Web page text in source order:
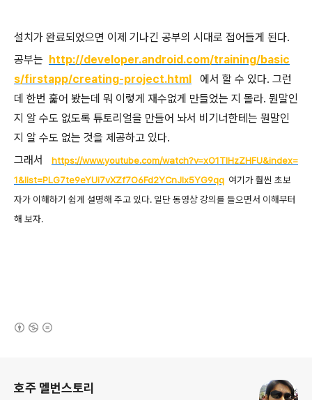
설치가 완료되었으면 이제 기나긴 공부의 시대로 접어들게 된다.
공부는 http://developer.android.com/training/basic
s/firstapp/creating-project.html 에서 할 수 있다. 그런
데 한번 훑어 봤는데 뭐 이렇게 재수없게 만들었는 지 몰라. 뭔말인
지 알 수도 없도록 튜토리얼을 만들어 놔서 비기너한테는 뭔말인
지 알 수도 없는 것을 제공하고 있다.
그래서 https://www.youtube.com/watch?v=xO1TlHzZHFU&index=
1&list=PLG7te9eYUi7vXZf7O6Fd2YCnJlx5YG9qq 여기가 훨씬 초보
자가 이해하기 쉽게 설명해 주고 있다. 일단 동영상 강의를 들으면서 이해부터
해 보자.
호주 멜번스토리